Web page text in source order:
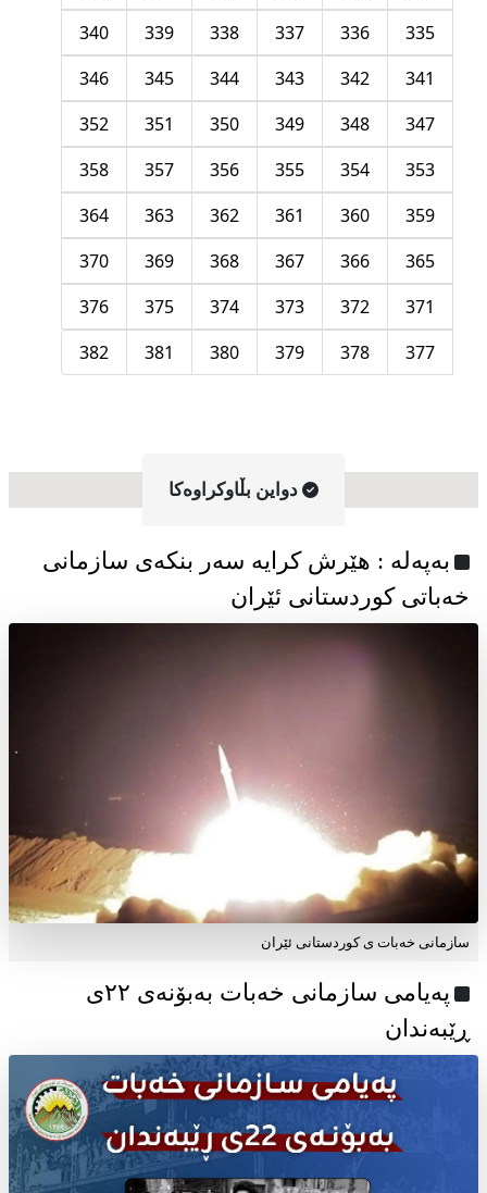
335
336
337
338
339
340
341
342
343
344
345
346
347
348
349
350
351
352
353
354
355
356
357
358
359
360
361
362
363
364
365
366
367
368
369
370
371
372
373
374
375
376
377
378
379
380
381
382
دواین بڵاوکراوه‌کا
به‌په‌له‌ : هێرش کرایە سەر بنکەی سازمانی
خەباتی کوردستانی ئێران
سازمانی خەبات ی کوردستانی ئێران
پەیامی سازمانی خەبات بەبۆنەی ۲۲ی
ڕێبەندان